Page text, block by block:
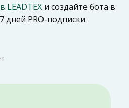
LEADTEXи создайте бота в
дней PRO-подписки